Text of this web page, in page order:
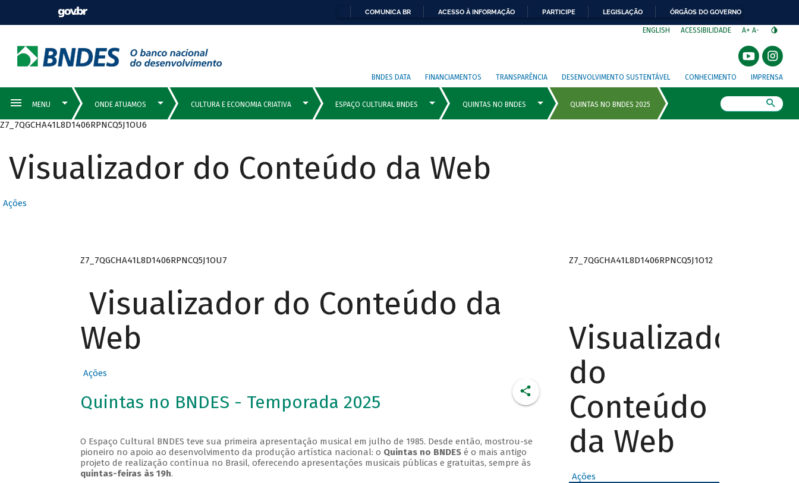
COMUNICA BR ACESSO À INFORMAÇÃO PARTICIPE LEGISLAÇÃO ÓRGÃOS DO GOVERNO
ENGLISH ACESSIBILIDADE A+ A-
BNDES DATA FINANCIAMENTOS TRANSPARÊNCIA DESENVOLVIMENTO SUSTENTÁVEL CONHECIMENTO IMPRENSA
Z7_7QGCHA41L8D1406RPNCQ5J1OU6
Visualizador do Conteúdo da Web
Ações
Z7_7QGCHA41L8D1406RPNCQ5J1OU7
Visualizador do Conteúdo da
Web
Ações
Quintas no BNDES - Temporada 2025
O Espaço Cultural BNDES teve sua primeira apresentação musical em julho de 1985. Desde então, mostrou-se
pioneiro no apoio ao desenvolvimento da produção artística nacional: o Quintas no BNDESé o mais antigo
projeto de realização contínua no Brasil, oferecendo apresentações musicais públicas e gratuitas, sempre às
quintas-feiras às 19h.
Z7_7QGCHA41L8D1406RPNCQ5J1O12
Visualizador
do
Conteúdo
da Web
Ações